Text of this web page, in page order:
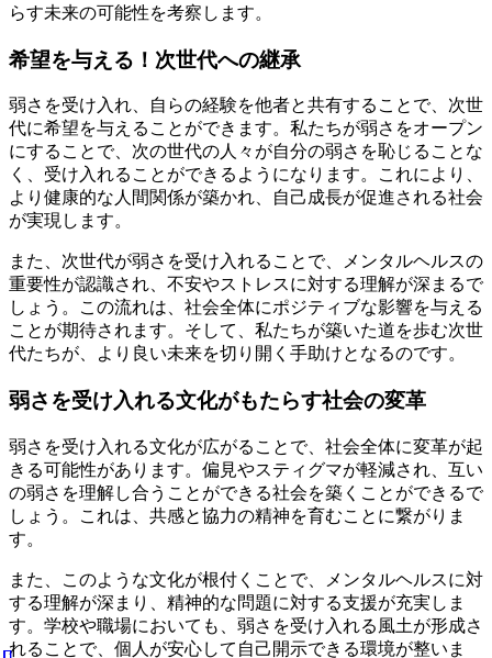
らす未来の可能性を考察します。
希望を与える！次世代への継承
弱さを受け入れ、自らの経験を他者と共有することで、次世
代に希望を与えることができます。私たちが弱さをオープン
にすることで、次の世代の人々が自分の弱さを恥じることな
く、受け入れることができるようになります。これにより、
より健康的な人間関係が築かれ、自己成長が促進される社会
が実現します。
また、次世代が弱さを受け入れることで、メンタルヘルスの
重要性が認識され、不安やストレスに対する理解が深まるで
しょう。この流れは、社会全体にポジティブな影響を与える
ことが期待されます。そして、私たちが築いた道を歩む次世
代たちが、より良い未来を切り開く手助けとなるのです。
弱さを受け入れる文化がもたらす社会の変革
弱さを受け入れる文化が広がることで、社会全体に変革が起
きる可能性があります。偏見やスティグマが軽減され、互い
の弱さを理解し合うことができる社会を築くことができるで
しょう。これは、共感と協力の精神を育むことに繋がりま
す。
また、このような文化が根付くことで、メンタルヘルスに対
する理解が深まり、精神的な問題に対する支援が充実しま
す。学校や職場においても、弱さを受け入れる風土が形成さ
れることで、個人が安心して自己開示できる環境が整いま